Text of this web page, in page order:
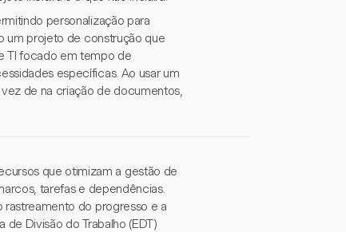
personalização para
um projeto de construção que
TI focado em tempo de
específicas. Ao usar um
de na criação de documentos,
que otimizam a gestão de
tarefas e dependências.
rastreamento do progresso e a
Divisão do Trabalho (EDT)